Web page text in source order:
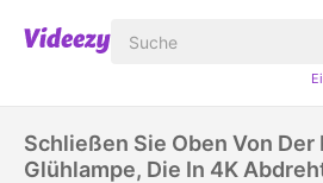
Schließen Sie Oben Von Der
Glühlampe, Die In 4K